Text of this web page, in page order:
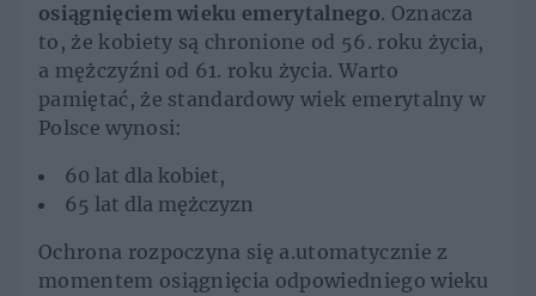
osiągnięciem wieku emerytalnego. Oznacza
to, że kobiety są chronione od 56. roku życia,
a mężczyźni od 61. roku życia. Warto
pamiętać, że standardowy wiek emerytalny w
Polsce wynosi:
60 lat dla kobiet,
65 lat dla mężczyzn
Ochrona rozpoczyna się a.utomatycznie z
momentem osiągnięcia odpowiedniego wieku